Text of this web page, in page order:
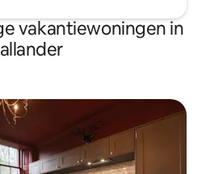
vakantiewoningen in